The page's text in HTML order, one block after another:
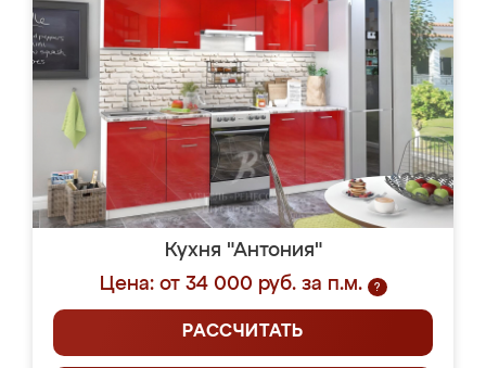
Кухня "Антония"
Цена: от 34 000 руб. за п.м.
?
РАССЧИТАТЬ